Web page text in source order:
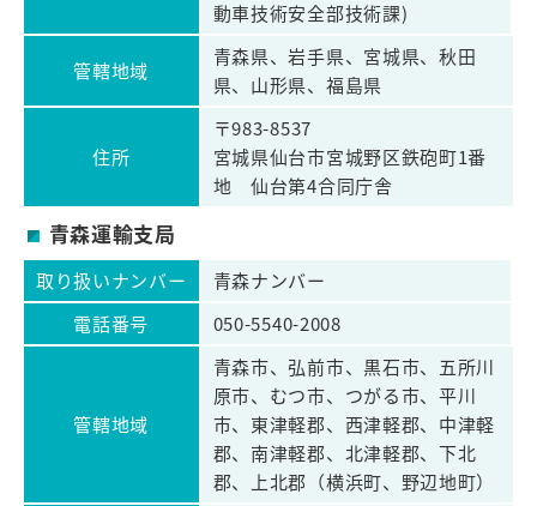
動車技術安全部技術課)
管轄地域
青森県、岩手県、宮城県、秋田
県、山形県、福島県
住所
〒983-8537
宮城県仙台市宮城野区鉄砲町1番
地 仙台第4合同庁舎
青森運輸支局
取り扱いナンバー
青森ナンバー
電話番号
050-5540-2008
管轄地域
青森市、弘前市、黒石市、五所川
原市、むつ市、つがる市、平川
市、東津軽郡、西津軽郡、中津軽
郡、南津軽郡、北津軽郡、下北
郡、上北郡（横浜町、野辺地町）